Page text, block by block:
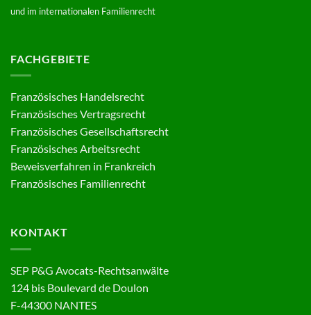
und im internationalen Familienrecht
FACHGEBIETE
Französisches Handelsrecht
Französisches Vertragsrecht
Französisches Gesellschaftsrecht
Französisches Arbeitsrecht
Beweisverfahren in Frankreich
Französisches Familienrecht
KONTAKT
SEP P&G Avocats-Rechtsanwälte
124 bis Boulevard de Doulon
F-44300 NANTES